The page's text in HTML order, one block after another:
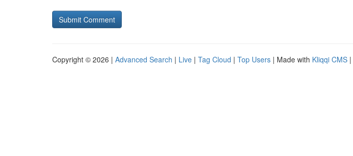
Copyright © 2026 | Advanced Search | Live | Tag Cloud | Top Users | Made with Kliqqi CMS |